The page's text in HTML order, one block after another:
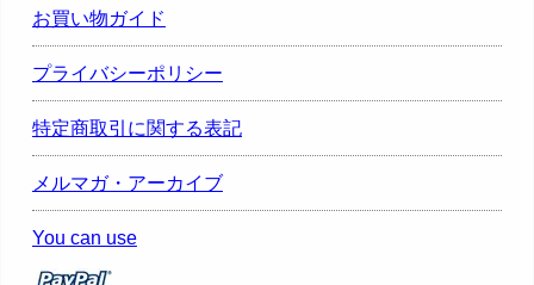
お買い物ガイド
プライバシーポリシー
特定商取引に関する表記
メルマガ・アーカイブ
You can use